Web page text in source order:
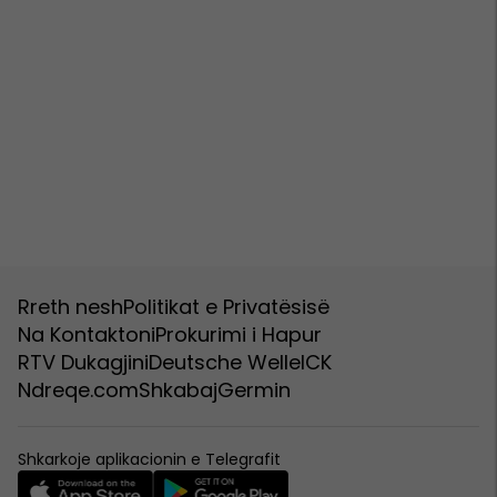
Rreth neshPolitikat e Privatësisë
Na KontaktoniProkurimi i Hapur
RTV DukagjiniDeutsche WelleICK
Ndreqe.comShkabajGermin
Shkarkoje aplikacionin e Telegrafit